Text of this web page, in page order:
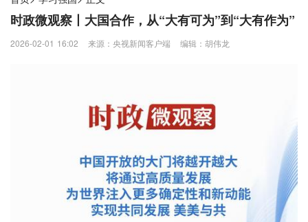
时政微观察丨大国合作，从“大有可为”到“大有作为”
2026-02-01 16:02 来源：央视新闻客户端 编辑：胡伟龙